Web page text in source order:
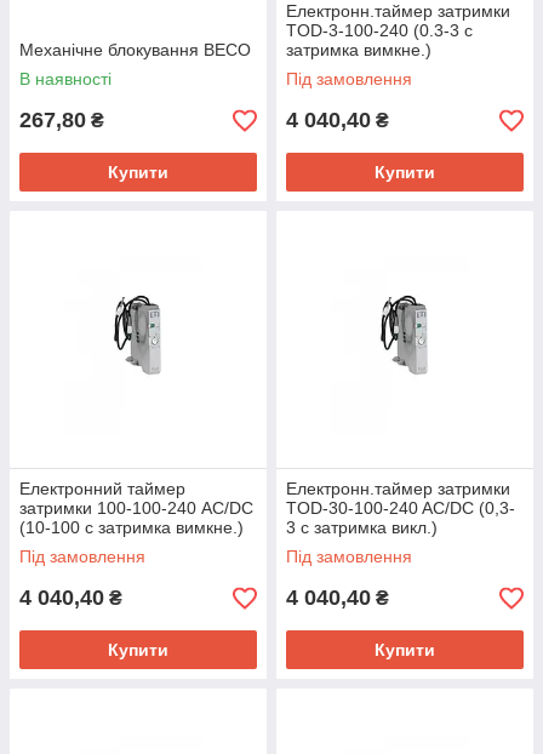
Механічне блокування BECO
В наявності
267,80 ₴
Купити
Електронн.таймер затримки
TOD-3-100-240 (0.3-3 с
затримка вимкне.)
Під замовлення
4 040,40 ₴
Купити
Електронний таймер
затримки 100-100-240 AC/DC
(10-100 с затримка вимкне.)
Під замовлення
4 040,40 ₴
Купити
Електронн.таймер затримки
TOD-30-100-240 AC/DC (0,3-
3 с затримка викл.)
Під замовлення
4 040,40 ₴
Купити